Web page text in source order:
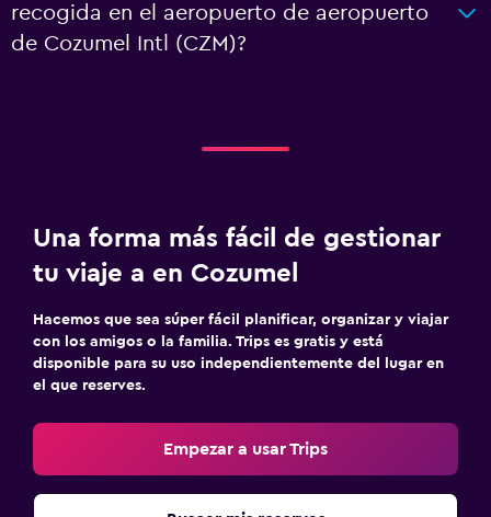
recogida en el aeropuerto de aeropuerto
de Cozumel Intl (CZM)?
Una forma más fácil de gestionar
tu viaje a en Cozumel
Hacemos que sea súper fácil planificar, organizar y viajar
con los amigos o la familia. Trips es gratis y está
disponible para su uso independientemente del lugar en
el que reserves.
Empezar a usar Trips